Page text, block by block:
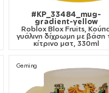
#KP_33484_mug-
gradient-yellow
Roblox Blox Fruits,
γυάλινη δίχρωμη με βάση
κίτρινο ματ, 330ml
Gaming